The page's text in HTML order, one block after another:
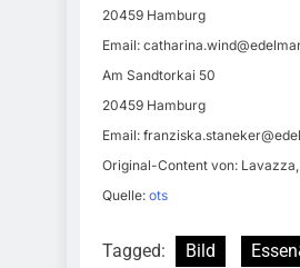
20459 Hamburg
Email:
Am Sandtorkai 50
20459 Hamburg
Email:
Original-Content von:
Quelle: ots
Tagged: Bild